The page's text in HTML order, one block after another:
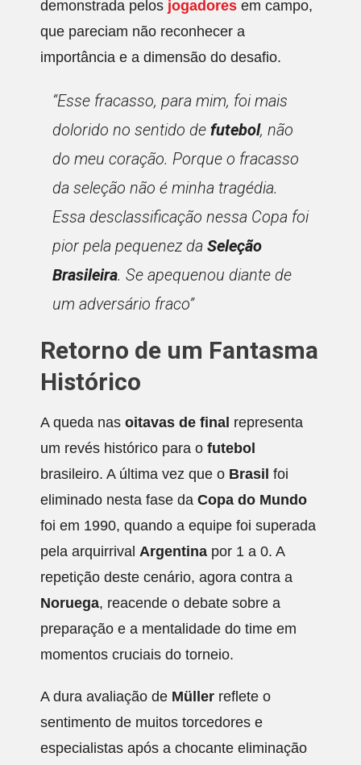
demonstrada pelos jogadores em campo,
que pareciam não reconhecer a
importância e a dimensão do desafio.
“Esse fracasso, para mim, foi mais
dolorido no sentido de futebol, não
do meu coração. Porque o fracasso
da seleção não é minha tragédia.
Essa desclassificação nessa Copa foi
pior pela pequenez da Seleção
Brasileira. Se apequenou diante de
um adversário fraco”
Retorno de um Fantasma
Histórico
A queda nas oitavas de final representa
um revés histórico para o futebol
brasileiro. A última vez que o Brasil foi
eliminado nesta fase da Copa do Mundo
foi em 1990, quando a equipe foi superada
pela arquirrival Argentina por 1 a 0. A
repetição deste cenário, agora contra a
Noruega, reacende o debate sobre a
preparação e a mentalidade do time em
momentos cruciais do torneio.
A dura avaliação de Müller reflete o
sentimento de muitos torcedores e
especialistas após a chocante eliminação